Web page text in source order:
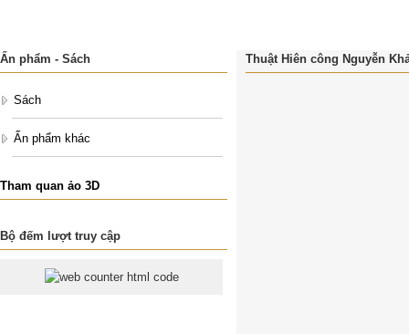
Ấn phẩm - Sách
Sách
Ấn phẩm khác
Tham quan ảo 3D
Bộ đếm lượt truy cập
Thuật Hiên công Nguyễn